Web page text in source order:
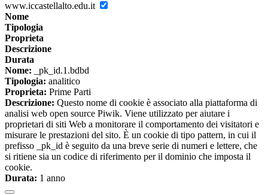
www.iccastellalto.edu.it
Nome
Tipologia
Proprieta
Descrizione
Durata
Nome: _pk_id.1.bdbd
Tipologia: analitico
Proprieta: Prime Parti
Descrizione: Questo nome di cookie è associato alla piattaforma di
analisi web open source Piwik. Viene utilizzato per aiutare i
proprietari di siti Web a monitorare il comportamento dei visitatori e
misurare le prestazioni del sito. È un cookie di tipo pattern, in cui il
prefisso _pk_id è seguito da una breve serie di numeri e lettere, che
si ritiene sia un codice di riferimento per il dominio che imposta il
cookie.
Durata: 1 anno